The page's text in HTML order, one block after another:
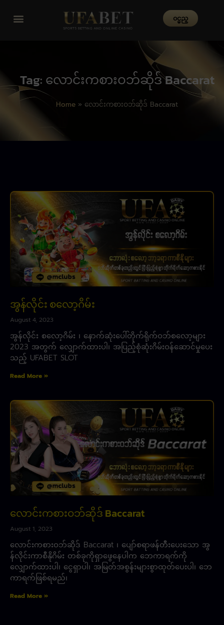
၀င္မည္
Tag: လောင်းကစားဝဘ်ဆိုဒ် Baccarat
Home » လောင်းကစားဝဘ်ဆိုဒ် Baccarat
အွန်လိုင်း စလော့ဂိမ်း
August 4, 2023
အွန်လိုင်း စလော့ဂိမ်း ၊ နောက်ဆုံးပေါ်တိုက်ရိုက်ဝဘ်စလော့များ
2023 အတွက် လျှောက်ထားပါ၊ အပြည့်စုံဆုံးဂိမ်းဝန်ဆောင်မှုပေး
သည့် UFABET SLOT
Read More »
လောင်းကစားဝဘ်ဆိုဒ် Baccarat
August 1, 2023
လောင်းကစားဝဘ်ဆိုဒ် Baccarat ၊ ပျော်စရာဖန်တီးပေးသော အွ
န်လိုင်းကာစီနိုဂိမ်း တစ်ခုကိုရှာဖွေနေပါက ဘေကာရက်ကို
လျှောက်ထားပါ၊ ငွေရှာပါ၊ အမြတ်အစွန်းများစွာထုတ်ပေးပါ၊ ဘေ
ကာရက်ဖြစ်ရမည်၊
Read More »